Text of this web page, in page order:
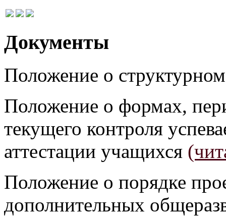
Документы
Положение о
Положение о формах,
текущего контроля
аттестации учащихся
Положение о порядке
дополнительных